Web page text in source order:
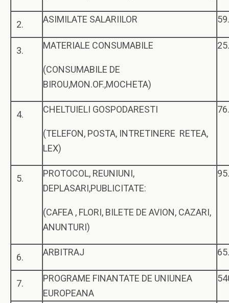
2. ASIMILATE SALARIILOR
3. MATERIALE CONSUMABILE
(CONSUMABILE DE
BIROU,MON.OF.,MOCHETA)
4. CHELTUIELI GOSPODARESTI
(TELEFON, POSTA, INTRETINERE RETEA,
LEX)
5.
PROTOCOL, REUNIUNI,
DEPLASARI,PUBLICITATE:
(CAFEA , FLORI, BILETE DE AVION, CAZARI,
ANUNTURI)
6. ARBITRAJ
7.
PROGRAME FINANTATE DE UNIUNEA
EUROPEANA